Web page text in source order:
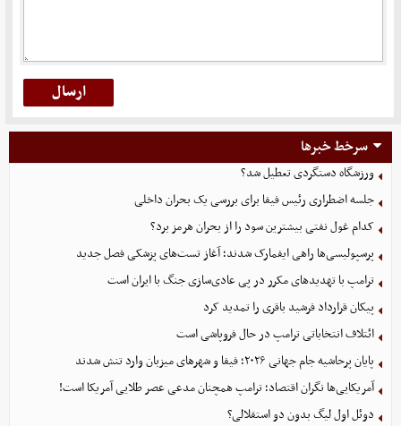
سرخط خبرها
ورزشگاه دستگردی تعطیل شد؟
جلسه اضطراری رئیس فیفا برای بررسی یک بحران داخلی
کدام غول نفتی بیشترین سود را از بحران هرمز برد؟
پرسپولیسی‌ها راهی ایفمارک شدند؛ آغاز تست‌های پزشکی فصل جدید
ترامپ با تهدیدهای مکرر در پی عادی‌سازی جنگ با ایران است
پیکان قرارداد فرشید باقری را تمدید کرد
ائتلاف انتخاباتی ترامپ در حال فروپاشی است
پایان پرحاشیه جام جهانی ۲۰۲۶؛ فیفا و شهرهای میزبان وارد تنش شدند
آمریکایی‌ها نگران اقتصاد؛ ترامپ همچنان مدعی عصر طلایی آمریکا است!
دوئل اول لیگ بدون دو استقلالی؟